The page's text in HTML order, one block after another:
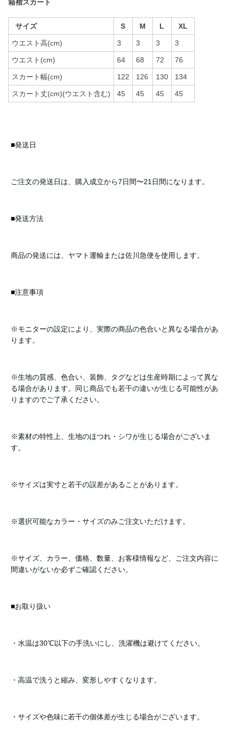
箱褶スカート
サイズ S M L XL
ウエスト高(cm) 3 3 3 3
ウエスト(cm) 64 68 72 76
スカート幅(cm) 122 126 130 134
スカート丈(cm)(ウエスト含む) 45 45 45 45
■発送日
ご注文の発送日は、購入成立から7日間〜21日間になります。
■発送方法
商品の発送には、ヤマト運輸または佐川急便を使用します。
■注意事項
※モニターの設定により、実際の商品の色合いと異なる場合があ
ります。
※生地の質感、色合い、装飾、タグなどは生産時期によって異な
る場合があります。同じ商品でも若干の違いが生じる可能性があ
りますのでご了承ください。
※素材の特性上、生地のほつれ・シワが生じる場合がございま
す。
※サイズは実寸と若干の誤差があることがあります。
※選択可能なカラー・サイズのみご注文いただけます。
※サイズ、カラー、価格、数量、お客様情報など、ご注文内容に
間違いがないか必ずご確認ください。
■お取り扱い
・水温は30℃以下の手洗いにし、洗濯機は避けてください。
・高温で洗うと縮み、変形しやすくなります。
・サイズや色味に若干の個体差が生じる場合がございます。